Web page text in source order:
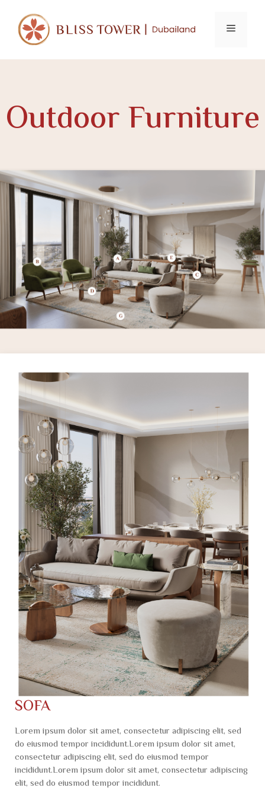
content
Menu
Outdoor Furniture
SOFA
Lorem ipsum dolor sit amet, consectetur adipiscing elit, sed
do eiusmod tempor incididunt.Lorem ipsum dolor sit amet,
consectetur adipiscing elit, sed do eiusmod tempor
incididunt.Lorem ipsum dolor sit amet, consectetur adipiscing
elit, sed do eiusmod tempor incididunt.